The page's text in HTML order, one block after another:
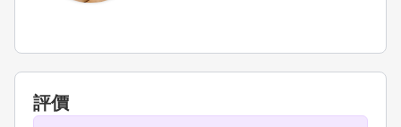
評價